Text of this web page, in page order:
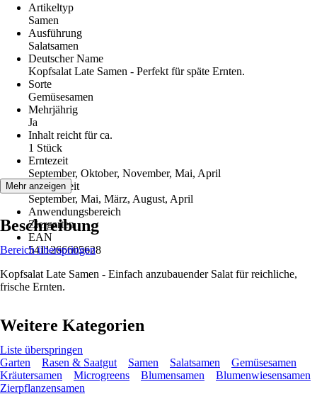
Artikeltyp
Samen
Ausführung
Salatsamen
Deutscher Name
Kopfsalat Late Samen - Perfekt für späte Ernten.
Sorte
Gemüsesamen
Mehrjährig
Ja
Inhalt reicht für ca.
1 Stück
Erntezeit
September, Oktober, November, Mai, April
Aussaatzeit
September, Mai, März, August, April
Anwendungsbereich
Ziergarten
EAN
5411266605628
Mehr anzeigen
Beschreibung
Bereich überspringen
Kopfsalat Late Samen - Einfach anzubauender Salat für reichliche,
frische Ernten.
Weitere Kategorien
Liste überspringen
Garten
Rasen & Saatgut Samen Salatsamen
Gemüsesamen
Kräutersamen
Microgreens Blumensamen
Blumenwiesensamen
Zierpflanzensamen